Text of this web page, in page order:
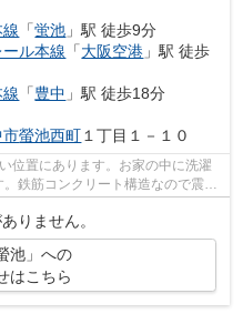
「蛍池 」駅 徒歩9分
ル本線 「大阪空港 」駅 徒歩
「豊中 」駅 徒歩18分
市螢池西町 １丁目１－１０
位置にあります。お家の中に洗濯
鉄筋コンクリート構造なので震災
りません。
池」への
はこちら